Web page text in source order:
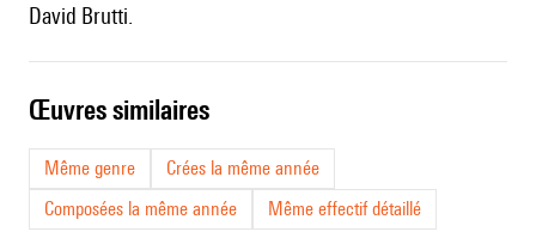
David Brutti.
œuvres similaires
Même genre
Crées la même année
Composées la même année
Même effectif détaillé